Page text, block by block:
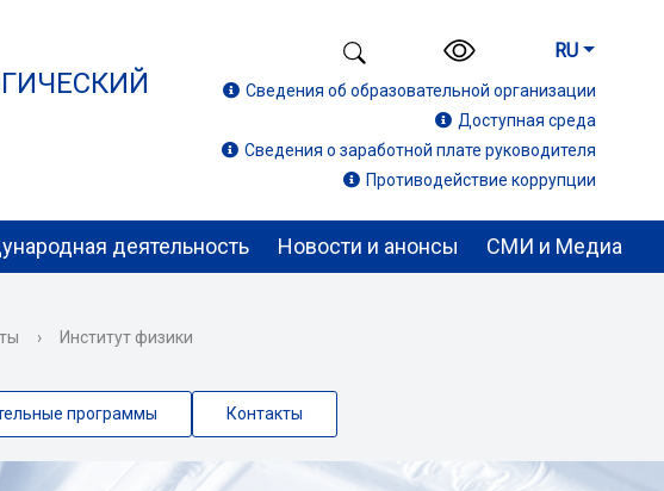
RU
Сведения об образовательной организации
Доступная среда
Сведения о заработной плате руководителя
Противодействие коррупции
деятельность Новости и анонсы СМИ и Медиа
› Институт физики
программы Контакты